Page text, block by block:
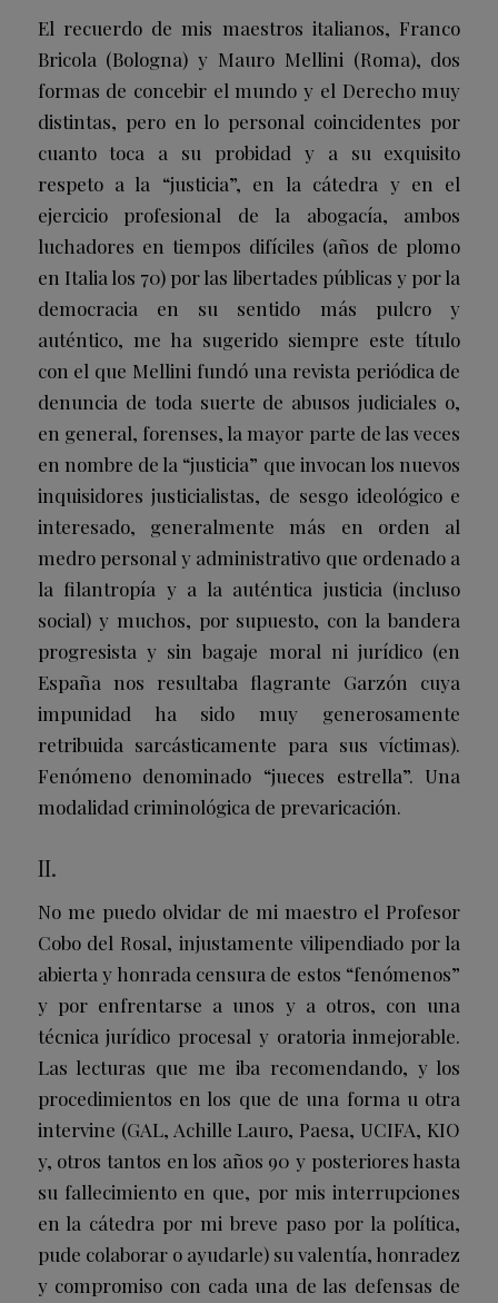
El recuerdo de mis maestros italianos, Franco
Bricola (Bologna) y Mauro Mellini (Roma), dos
formas de concebir el mundo y el Derecho muy
distintas, pero en lo personal coincidentes por
cuanto toca a su probidad y a su exquisito
respeto a la “justicia”, en la cátedra y en el
ejercicio profesional de la abogacía, ambos
luchadores en tiempos difíciles (años de plomo
en Italia los 70) por las libertades públicas y por la
democracia en su sentido más pulcro y
auténtico, me ha sugerido siempre este título
con el que Mellini fundó una revista periódica de
denuncia de toda suerte de abusos judiciales o,
en general, forenses, la mayor parte de las veces
en nombre de la “justicia” que invocan los nuevos
inquisidores justicialistas, de sesgo ideológico e
interesado, generalmente más en orden al
medro personal y administrativo que ordenado a
la filantropía y a la auténtica justicia (incluso
social) y muchos, por supuesto, con la bandera
progresista y sin bagaje moral ni jurídico (en
España nos resultaba flagrante Garzón cuya
impunidad ha sido muy generosamente
retribuida sarcásticamente para sus víctimas).
Fenómeno denominado “jueces estrella”. Una
modalidad criminológica de prevaricación.
II.
No me puedo olvidar de mi maestro el Profesor
Cobo del Rosal, injustamente vilipendiado por la
abierta y honrada censura de estos “fenómenos”
y por enfrentarse a unos y a otros, con una
técnica jurídico procesal y oratoria inmejorable.
Las lecturas que me iba recomendando, y los
procedimientos en los que de una forma u otra
intervine (GAL, Achille Lauro, Paesa, UCIFA, KIO
y, otros tantos en los años 90 y posteriores hasta
su fallecimiento en que, por mis interrupciones
en la cátedra por mi breve paso por la política,
pude colaborar o ayudarle) su valentía, honradez
y compromiso con cada una de las defensas de